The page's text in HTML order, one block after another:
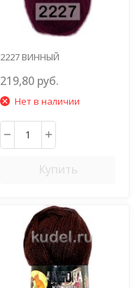
2227 ВИННЫЙ
219,80 руб.
Нет в наличии
Купить